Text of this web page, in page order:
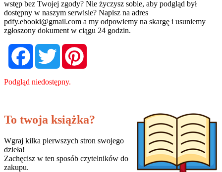
wstęp bez Twojej zgody? Nie życzysz sobie, aby podgląd był
dostępny w naszym serwisie? Napisz na adres
pdfy.ebooki@gmail.com a my odpowiemy na skargę i usuniemy
zgłoszony dokument w ciągu 24 godzin.
FacebookTwitter
Podgląd niedostępny.
To twoja książka?
Wgraj kilka pierwszych stron swojego
dzieła!
Zachęcisz w ten sposób czytelników do
zakupu.